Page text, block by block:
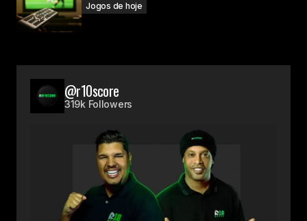
Jogos de hoje
@r10score
319k Followers